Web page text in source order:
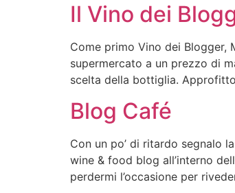
Il Vino dei
Come primo Vino dei Blogger,
supermercato a un prezzo di
scelta della bottiglia.
Blog Café
Con un po’ di ritardo segnalo
wine & food blog all’interno
perdermi l’occasione per